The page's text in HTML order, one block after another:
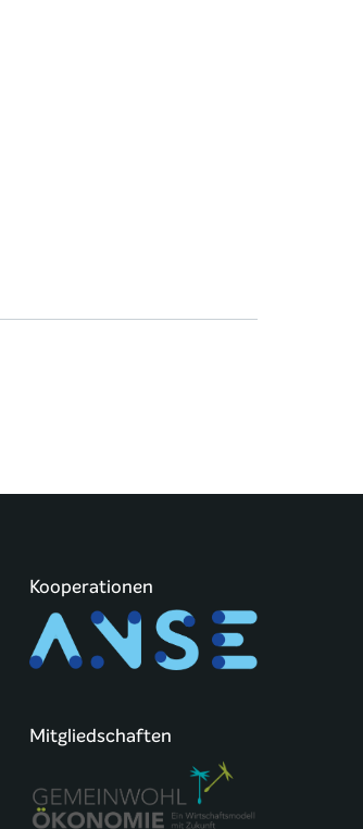
Kooperationen
Mitgliedschaften